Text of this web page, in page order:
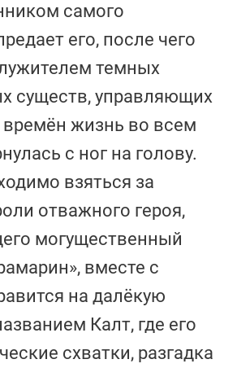
самого
его, после чего
темных
существ, управляющих
времён жизнь во всем
с ног на голову.
взяться за
отважного героя,
могущественный
вместе с
на далёкую
Калт, где его
схватки, разгадка